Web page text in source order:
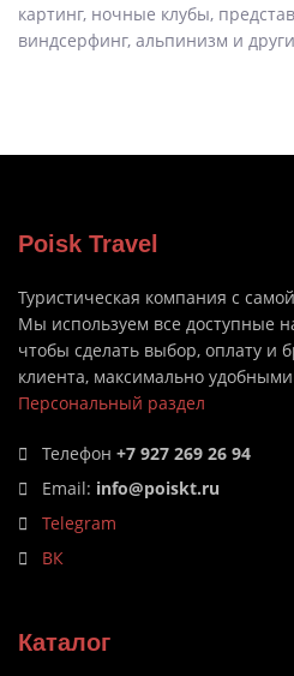
картинг, ночные клубы,
виндсерфинг, альпинизм и
Poisk Travel
Туристическая компания с
Мы используем все доступные
чтобы сделать выбор, оплату и
клиента, максимально
Персональный раздел
Телефон +7 927 269 26 94
Email: info@poiskt.ru
Telegram
ВК
Каталог